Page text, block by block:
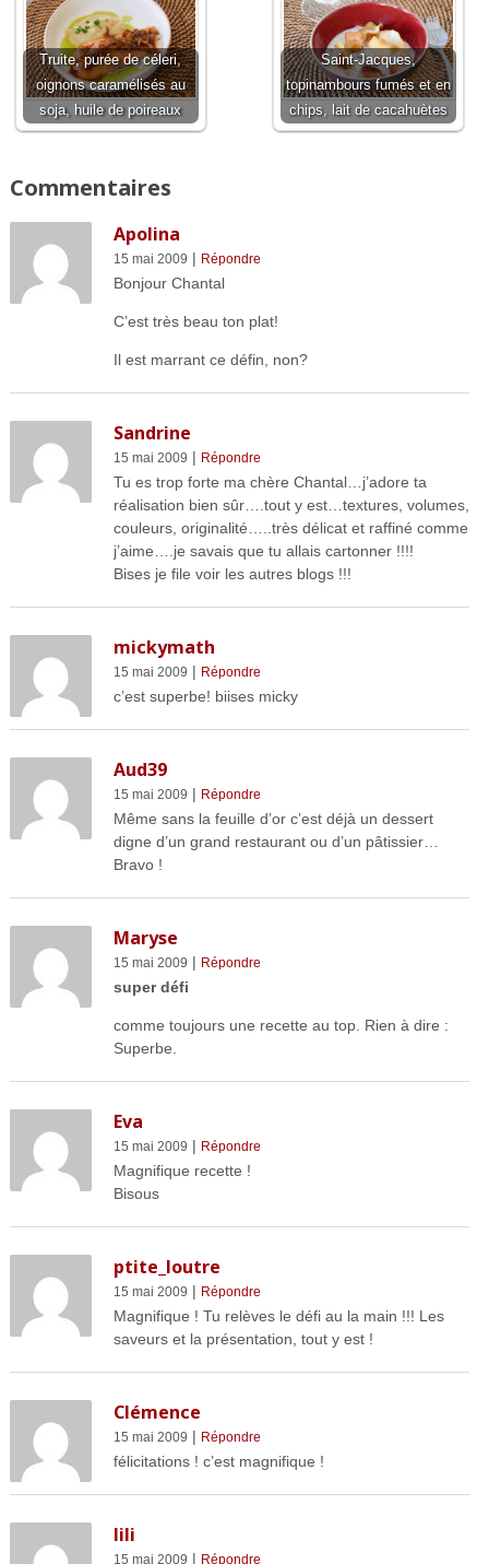
Truite, purée de céleri,
oignons caramélisés au
soja, huile de poireaux
Saint-Jacques,
topinambours fumés et en
chips, lait de cacahuètes
Commentaires
Apolina
15 mai 2009 | Répondre
Bonjour Chantal
C’est très beau ton plat!
Il est marrant ce défin, non?
Sandrine
15 mai 2009 | Répondre
Tu es trop forte ma chère Chantal…j’adore ta
réalisation bien sûr….tout y est…textures, volumes,
couleurs, originalité…..très délicat et raffiné comme
j’aime….je savais que tu allais cartonner !!!!
Bises je file voir les autres blogs !!!
mickymath
15 mai 2009 | Répondre
c’est superbe! biises micky
Aud39
15 mai 2009 | Répondre
Même sans la feuille d’or c’est déjà un dessert
digne d’un grand restaurant ou d’un pâtissier…
Bravo !
Maryse
15 mai 2009 | Répondre
super défi
comme toujours une recette au top. Rien à dire :
Superbe.
Eva
15 mai 2009 | Répondre
Magnifique recette !
Bisous
ptite_loutre
15 mai 2009 | Répondre
Magnifique ! Tu relèves le défi au la main !!! Les
saveurs et la présentation, tout y est !
Clémence
15 mai 2009 | Répondre
félicitations ! c’est magnifique !
lili
15 mai 2009 | Répondre